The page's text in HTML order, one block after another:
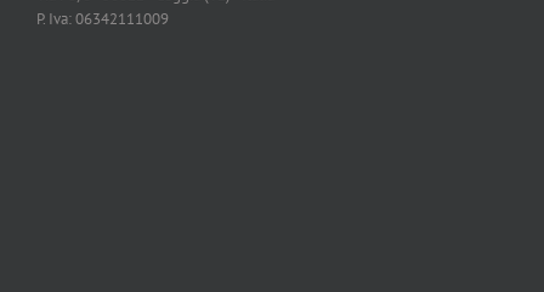
P. Iva: 06342111009